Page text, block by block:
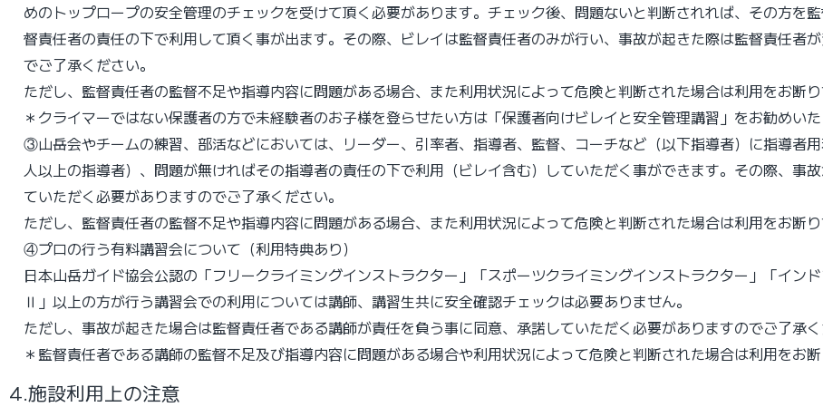
めのトップロープの安全管理のチェックを受けて頂く必要があります。チェック後、問題ないと判断されれば、その⽅を
督責任者の責任の下で利⽤して頂く事が出ます。その際、ビレイは監督責任者のみが⾏い、事故が起きた際は監督責任者
でご了承ください。
ただし、監督責任者の監督不足や指導内容に問題がある場合、また利用状況によって危険と判断された場合は利用をお断り
＊クライマーではない保護者の⽅で未経験者のお⼦様を登らせたい⽅は「保護者向けビレイと安全管理講習」をお勧めいた
③⼭岳会やチームの練習、部活などにおいては、リーダー、引率者、指導者、監督、コーチなど（以下指導者）に指導者
⼈以上の指導者）、問題が無ければその指導者の責任の下で利⽤（ビレイ含む）していただく事ができます。その際、事
ていただく必要がありますのでご了承ください。
ただし、監督責任者の監督不足や指導内容に問題がある場合、また利用状況によって危険と判断された場合は利用をお断り
④プロの⾏う有料講習会について（利用特典あり）
⽇本⼭岳ガイド協会公認の「フリークライミングインストラクター」「スポーツクライミングインストラクター」「イン
Ⅱ」以上の⽅が⾏う講習会での利⽤については講師、講習⽣共に安全確認チェックは必要ありません。
ただし、事故が起きた場合は監督責任者である講師が責任を負う事に同意、承諾していただく必要がありますのでご了承く
＊監督責任者である講師の監督不足及び指導内容に問題がある場合や利用状況によって危険と判断された場合は利用をお断
4.施設利用上の注意